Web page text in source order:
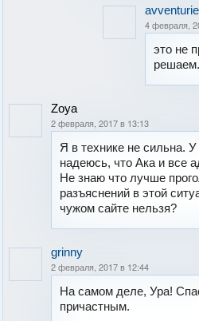
4 февраля,
это не
решаем.
Zoya
2 февраля, 2017 в 13:13
Я в технике не сильна.
надеюсь, что Ака и все
Не знаю что лучше
разъяснений в этой
чужом сайте нельзя?
grinny
2 февраля, 2017 в 12:44
На самом деле, Ура!
причастным.